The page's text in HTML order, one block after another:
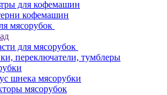
для кофемашин
кофемашин
мясорубок
для мясорубок
переключатели, тумблеры
шнека мясорубки
мясорубок